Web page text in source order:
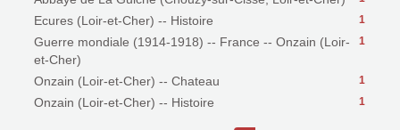
1
Ecures (Loir-et-Cher) -- Histoire
1
Guerre mondiale (1914-1918) -- France -- Onzain (Loir-
et-Cher)
1
Onzain (Loir-et-Cher) -- Chateau
1
Onzain (Loir-et-Cher) -- Histoire